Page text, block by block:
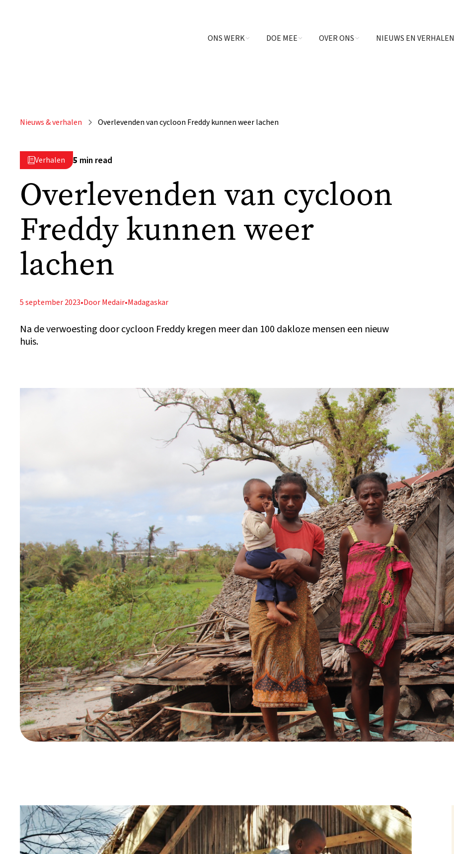
ONS WERK DOE MEE OVER ONS NIEUWS EN VERHALEN
Nieuws & verhalen Overlevenden van cycloon Freddy kunnen weer lachen
Verhalen 5 min read
Overlevenden van cycloon
Freddy kunnen weer
lachen
5 september 2023•Door Medair•Madagaskar
Na de verwoesting door cycloon Freddy kregen meer dan 100 dakloze mensen een nieuw
huis.